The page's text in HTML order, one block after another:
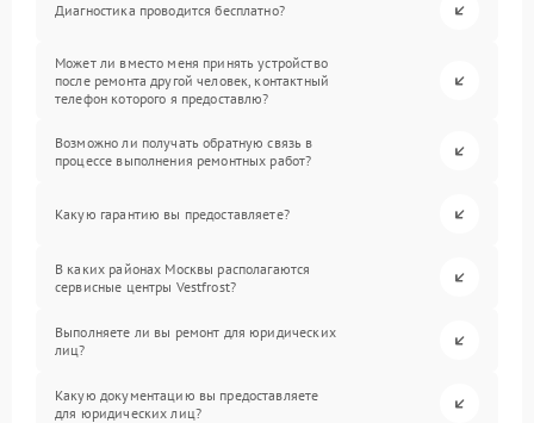
Диагностика проводится бесплатно?
Может ли вместо меня принять устройство
после ремонта другой человек, контактный
телефон которого я предоставлю?
Возможно ли получать обратную связь в
процессе выполнения ремонтных работ?
Какую гарантию вы предоставляете?
В каких районах Москвы располагаются
сервисные центры Vestfrost?
Выполняете ли вы ремонт для юридических
лиц?
Какую документацию вы предоставляете
для юридических лиц?